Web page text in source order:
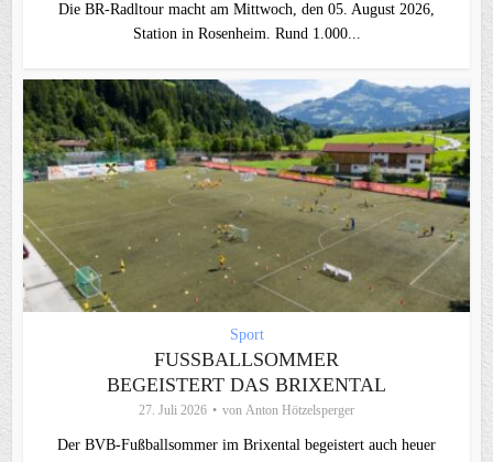
Die BR-Radltour macht am Mittwoch, den 05. August 2026,
Station in Rosenheim. Rund 1.000...
Sport
FUSSBALLSOMMER B
EGEISTERT DAS BRIXENTAL
27. Juli 2026 von Anton Hötzelsperger
Der BVB-Fußballsommer im Brixental begeistert auch heuer